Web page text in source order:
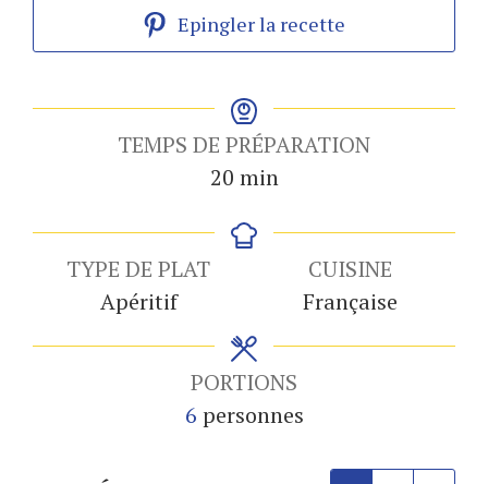
Epingler la recette
TEMPS DE PRÉPARATION
20minutes
min
TYPE DE PLAT
Apéritif
CUISINE
Française
PORTIONS
6 personnes